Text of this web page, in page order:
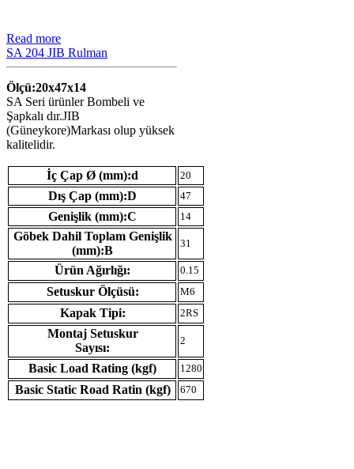
Read more
SA 204 JIB Rulman
Ölçü:20x47x14
SA Seri ürünler Bombeli ve
Şapkalı dır.JIB
(Güneykore)Markası olup yüksek
kalitelidir.
İç Çap Ø (mm):d 20
Dış Çap (mm):D 47
Genişlik (mm):C 14
Göbek Dahil Toplam Genişlik
(mm):B
31
Ürün Ağırlığı: 0.15
Setuskur Ölçüsü: M6
Kapak Tipi: 2RS
Montaj Setuskur
Sayısı:
2
Basic Load Rating (kgf) 1280
Basic Static Road Ratin (kgf) 670